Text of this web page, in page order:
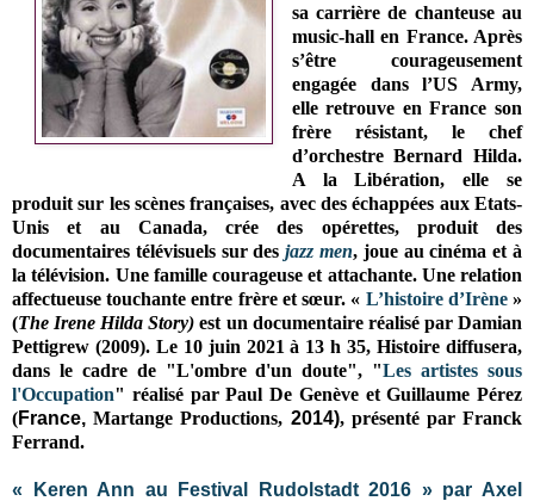
sa carrière de chanteuse au
music-hall en France. Après
s’être courageusement
engagée dans l’US Army,
elle retrouve en France son
frère résistant, le chef
d’orchestre Bernard Hilda.
A la Libération, elle se
produit sur les scènes françaises, avec des échappées aux Etats-
Unis et au Canada, crée des opérettes, produit des
documentaires télévisuels sur desjazz men, joue au cinéma et à
la télévision. Une famille courageuse et attachante. Une relation
affectueuse touchante entre frère et sœur. « L’histoire d’Irène»
(The Irene Hilda Story)est un documentaire réalisépar Damian
Pettigrew (2009). Le 10 juin 2021 à 13 h 35, Histoire diffusera,
dans le cadre de "L'ombre d'un doute", "Les artistes sous
l'Occupation" réalisé par Paul De Genève et Guillaume Pérez
(France,Martange Productions, 2014), présenté par Franck
Ferrand.
« Keren Ann au Festival Rudolstadt 2016 » par Axel